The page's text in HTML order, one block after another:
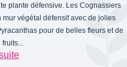
plante défensive. Les Cognassiers
végétal défensif avec de jolies
pour de belles fleurs et de